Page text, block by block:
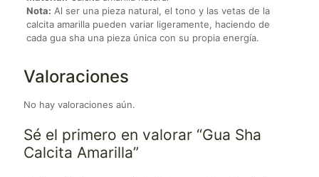
Nota: Al ser una pieza natural, el tono y las vetas de la
calcita amarilla pueden variar ligeramente, haciendo de
cada gua sha una pieza única con su propia energía.
Valoraciones
No hay valoraciones aún.
Sé el primero en valorar “Gua Sha
Calcita Amarilla”